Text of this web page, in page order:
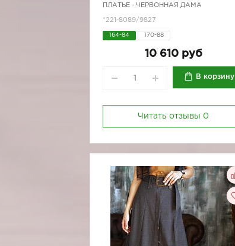
ПЛАТЬЕ - ЧЕРВОННАЯ ДАМА
*221-8089/9827
164-84 170-88
10 610 руб
В корзину
Читать отзывы 0